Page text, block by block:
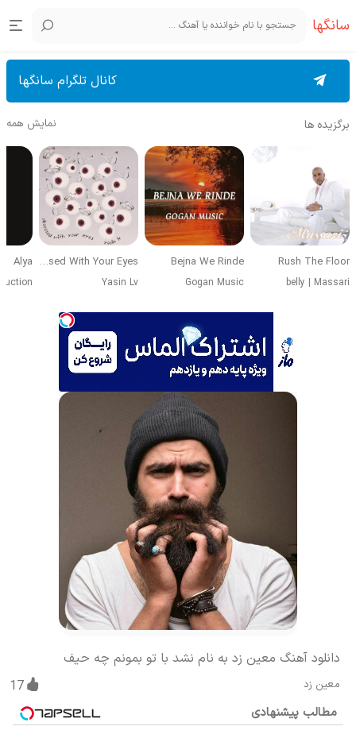
سانگها
کانال تلگرام سانگها
برگزیده ها نمایش همه
Rush The Floor
belly | Massari
Bejna We Rinde
Gogan Music
Obsessed With Your Eyes
Yasin Lv
Alya
دانلود آهنگ معین زد به نام نشد با تو بمونم چه حیف
معین زد 17
مطالب پیشنهادی